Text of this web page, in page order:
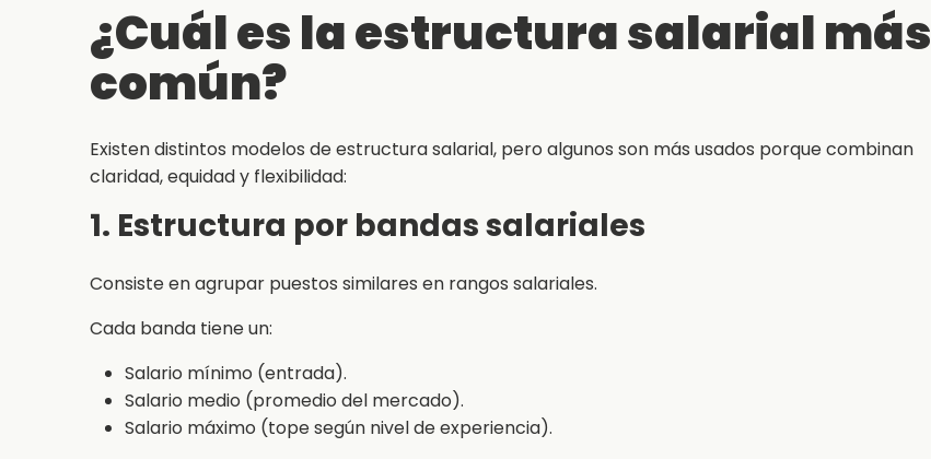
¿Cuál es la estructura salarial más
común?
Existen distintos modelos de estructura salarial, pero algunos son más usados porque combinan
claridad, equidad y flexibilidad:
1. Estructura por bandas salariales
Consiste en agrupar puestos similares en rangos salariales.
Cada banda tiene un:
Salario mínimo (entrada).
Salario medio (promedio del mercado).
Salario máximo (tope según nivel de experiencia).